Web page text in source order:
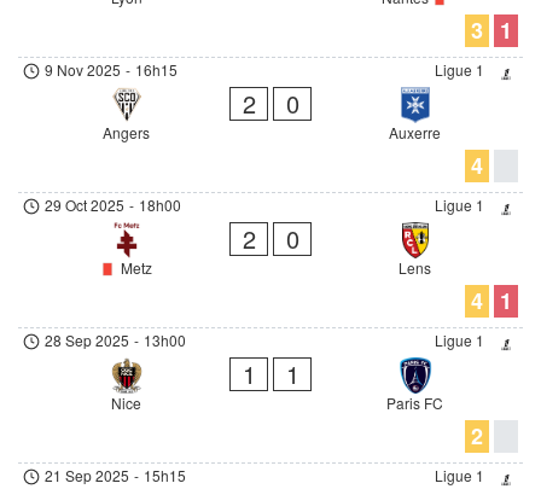
3 1
Ligue 1
9 Nov 2025 - 16h15
Angers
2 0
Auxerre
4
Ligue 1
29 Oct 2025 - 18h00
Metz
2 0
Lens
4 1
Ligue 1
28 Sep 2025 - 13h00
Nice
1 1
Paris FC
2
Ligue 1
21 Sep 2025 - 15h15